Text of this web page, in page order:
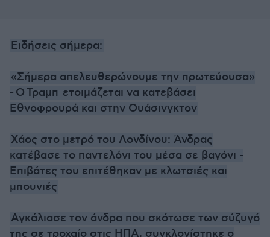
Ειδήσεις σήμερα:
«Σήμερα απελευθερώνουμε την πρωτεύουσα»
- ΟΤραμπ ετοιμάζεται να κατεβάσει
Εθνοφρουρά και στην Ουάσινγκτον
Χάος στο μετρό του Λονδίνου: Άνδρας
κατέβασε το παντελόνι του μέσα σε βαγόνι -
Επιβάτες του επιτέθηκαν με κλωτσιές και
μπουνιές
Αγκάλιασε τον άνδρα που σκότωσε των σύζυγό
της σε τροχαίο στις ΗΠΑ, συγκλονίστηκε ο